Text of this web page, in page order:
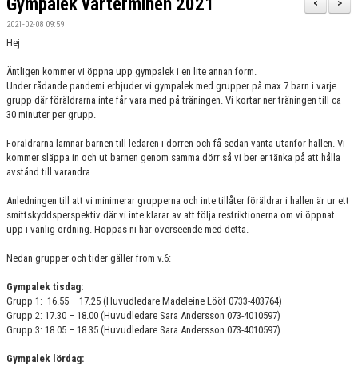
INTRESSEANMÄLAN
GRUPPER OCH TIDER
SPONSRING
FRÅGOR & SVAR
FUNKTIONÄRER
FRITIDSKORTET
>
<
Gympalek vårterminen 2021
2021-02-08 09:59
Hej
Äntligen kommer vi öppna upp gympalek i en lite annan form.
Under rådande pandemi erbjuder vi gympalek med grupper på max 7 barn i varje
grupp där föräldrarna inte får vara med på träningen. Vi kortar ner träningen till ca
30 minuter per grupp.
Föräldrarna lämnar barnen till ledaren i dörren och få sedan vänta utanför hallen. Vi
kommer släppa in och ut barnen genom samma dörr så vi ber er tänka på att hålla
avstånd till varandra.
Anledningen till att vi minimerar grupperna och inte tillåter föräldrar i hallen är ur ett
smittskyddsperspektiv där vi inte klarar av att följa restriktionerna om vi öppnat
upp i vanlig ordning. Hoppas ni har överseende med detta.
Nedan grupper och tider gäller from v.6:
Gympalek tisdag:
Grupp 1: 16.55 – 17.25 (Huvudledare Madeleine Lööf 0733-403764)
Grupp 2: 17.30 – 18.00 (Huvudledare Sara Andersson 073-4010597)
Grupp 3: 18.05 – 18.35 (Huvudledare Sara Andersson 073-4010597)
Gympalek lördag: